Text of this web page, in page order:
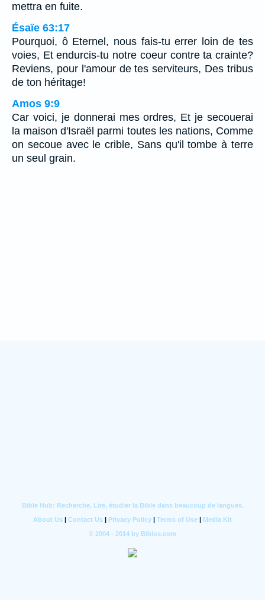
mettra en fuite.
Ésaïe 63:17
Pourquoi, ô Eternel, nous fais-tu errer loin de tes
voies, Et endurcis-tu notre coeur contre ta crainte?
Reviens, pour l'amour de tes serviteurs, Des tribus
de ton héritage!
Amos 9:9
Car voici, je donnerai mes ordres, Et je secouerai
la maison d'Israël parmi toutes les nations, Comme
on secoue avec le crible, Sans qu'il tombe à terre
un seul grain.